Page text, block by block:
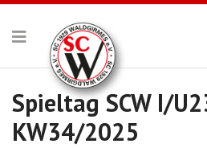
Spieltag SCW I/
KW34/2025